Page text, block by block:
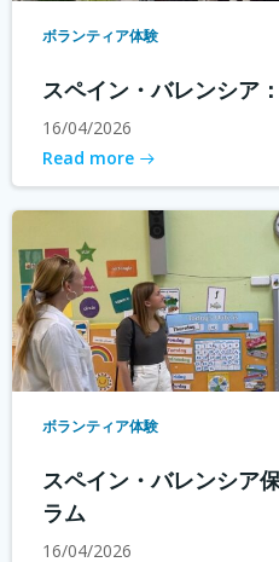
ボランティア体験
スペイン・バレンシア
16/04/2026
Read more
ボランティア体験
スペイン・バレンシア
ラム
16/04/2026